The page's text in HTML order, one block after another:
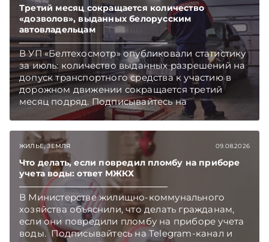
Третий месяц сокращается количество
«дозволов», выданных белорусским
автовладельцам
В УП «Белтехосмотр» опубликовали статистику
за июль: количество выданных разрешений на
допуск транспортного средства к участию в
дорожном движении сокращается третий
месяц подряд. Подписывайтесь на
Telegram‑канал и Viber. Главное об экономике
TelegramViber
ЖИЛЬЕ, ЗЕМЛЯ 09.08.2026
Что делать, если повредил пломбу на приборе
учета воды: ответ МЖКХ
В Министерстве жилищно-коммунального
хозяйства объяснили, что делать гражданам,
если они повредили пломбу на приборе учета
воды. Подписывайтесь на Telegram‑канал и